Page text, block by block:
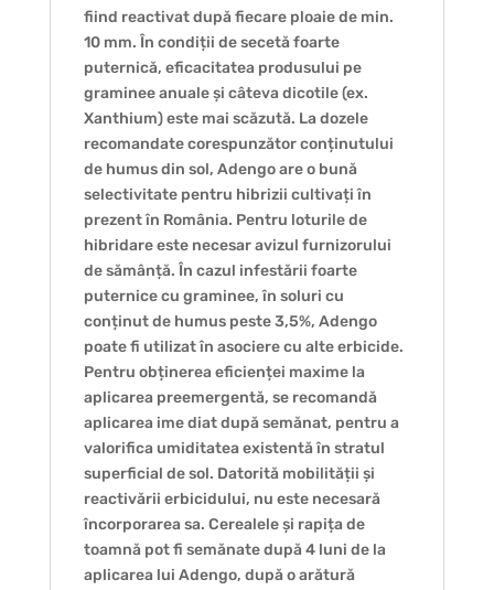
fiind reactivat după fiecare ploaie de min.
10 mm. În condiții de secetă foarte
puternică, eficacitatea produsului pe
graminee anuale și câteva dicotile (ex.
Xanthium) este mai scăzută. La dozele
recomandate corespunzător conținutului
de humus din sol, Adengo are o bună
selectivitate pentru hibrizii cultivați în
prezent în România. Pentru loturile de
hibridare este necesar avizul furnizorului
de sămânță. În cazul infestării foarte
puternice cu graminee, în soluri cu
conținut de humus peste 3,5%, Adengo
poate fi utilizat în asociere cu alte erbicide.
Pentru obținerea eficienței maxime la
aplicarea preemergentă, se recomandă
aplicarea ime diat după semănat, pentru a
valorifica umiditatea existentă în stratul
superficial de sol. Datorită mobilității și
reactivării erbicidului, nu este necesară
încorporarea sa. Cerealele și rapița de
toamnă pot fi semănate după 4 luni de la
aplicarea lui Adengo, după o arătură